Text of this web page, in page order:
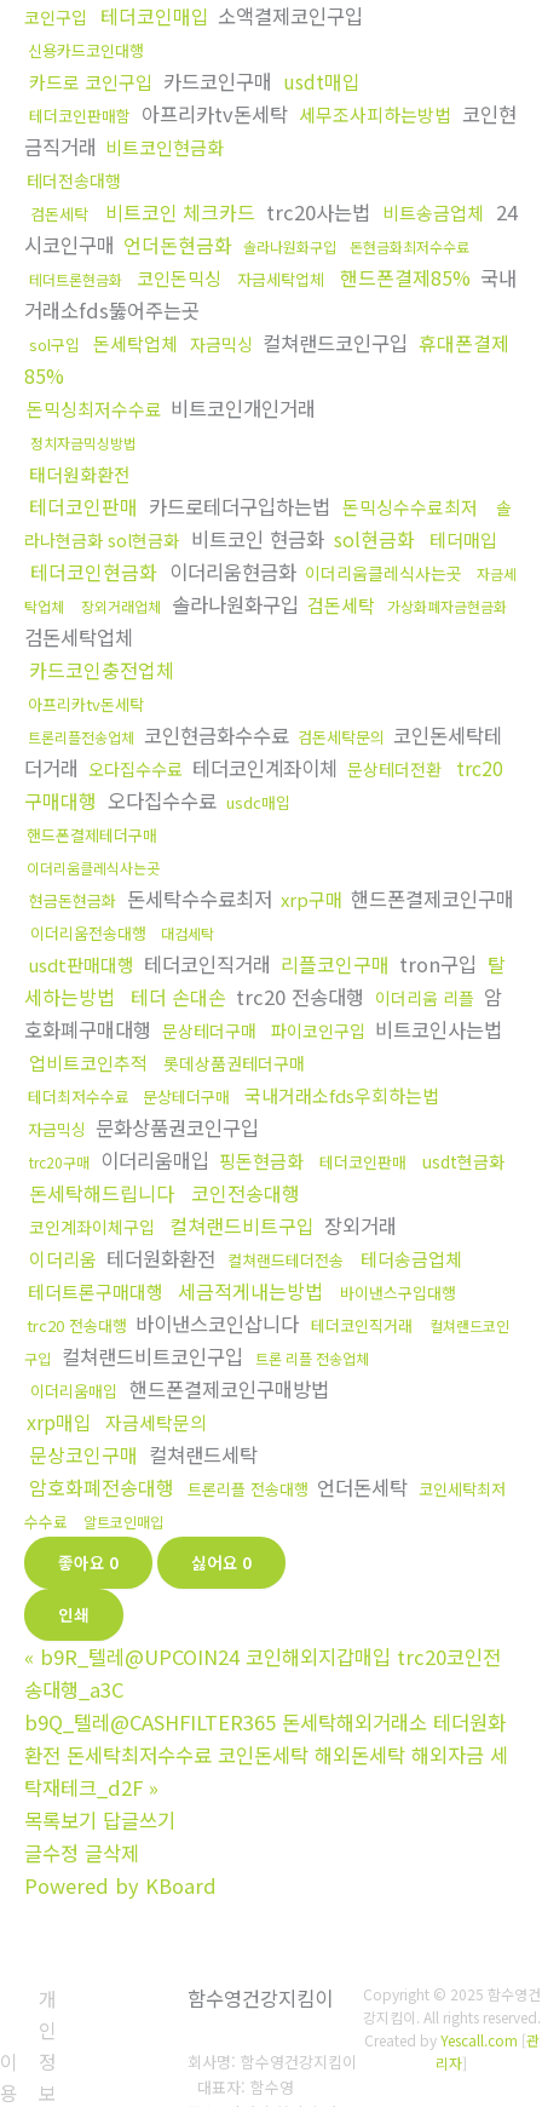
코인구입
테더코인매입 소액결제코인구입
신용카드코인대행
카드로 코인구입 카드코인구매 usdt매입
테더코인판매함 아프리카tv돈세탁 세무조사피하는방법 코인현
금직거래 비트코인현금화
테더전송대행
검돈세탁 비트코인 체크카드 trc20사는법 비트송금업체 24
시코인구매 언더돈현금화 솔라나원화구입
돈현금화최저수수료
테더트론현금화
코인돈믹싱 자금세탁업체 핸드폰결제85% 국내
거래소fds뚫어주는곳
sol구입 돈세탁업체 자금믹싱 컬쳐랜드코인구입 휴대폰결제
85%
돈믹싱최저수수료 비트코인개인거래
정치자금믹싱방법
태더원화환전
테더코인판매 카드로테더구입하는법 돈믹싱수수료최저
솔
라나현금화 sol현금화 비트코인 현금화 sol현금화 테더매입
테더코인현금화 이더리움현금화 이더리움클레식사는곳
자금세
탁업체
장외거래업체 솔라나원화구입 검돈세탁 가상화폐자금현금화
검돈세탁업체
카드코인충전업체
아프리카tv돈세탁
트론리플전송업체 코인현금화수수료 검돈세탁문의 코인돈세탁테
더거래 오다집수수료 테더코인계좌이체 문상테더전환
trc20
구매대행 오다집수수료 usdc매입
핸드폰결제테더구매
이더리움클레식사는곳
현금돈현금화 돈세탁수수료최저 xrp구매 핸드폰결제코인구매
이더리움전송대행 대검세탁
usdt판매대행 테더코인직거래 리플코인구매 tron구입 탈
세하는방법
테더 손대손 trc20 전송대행 이더리움 리플 암
호화폐구매대행 문상테더구매 파이코인구입 비트코인사는법
업비트코인추적 롯데상품권테더구매
테더최저수수료 문상테더구매 국내거래소fds우회하는법
자금믹싱 문화상품권코인구입
trc20구매 이더리움매입 핑돈현금화 테더코인판매 usdt현금화
돈세탁해드립니다 코인전송대행
코인계좌이체구입 컬쳐랜드비트구입 장외거래
이더리움 테더원화환전 컬쳐랜드테더전송
테더송금업체
테더트론구매대행
세금적게내는방법
바이낸스구입대행
trc20 전송대행 바이낸스코인삽니다 테더코인직거래
컬쳐랜드코인
구입
컬쳐랜드비트코인구입 트론 리플 전송업체
이더리움매입
핸드폰결제코인구매방법
xrp매입
자금세탁문의
문상코인구매 컬쳐랜드세탁
암호화폐전송대행
트론리플 전송대행 언더돈세탁 코인세탁최저
수수료
알트코인매입
좋아요 0 싫어요 0
인쇄
« b9R_텔레@UPCOIN24 코인해외지갑매입 trc20코인전
송대행_a3C
b9Q_텔레@CASHFILTER365 돈세탁해외거래소 테더원화
환전 돈세탁최저수수료 코인돈세탁 해외돈세탁 해외자금 세
탁재테크_d2F »
목록보기 답글쓰기
글수정 글삭제
Powered by KBoard
이
용
개
인
정
보
함수영건강지킴이
회사명: 함수영건강지킴이
대표자: 함수영
Copyright © 2025 함수영건
강지킴이. All rights reserved.
Created byYescall.com [관
리자]